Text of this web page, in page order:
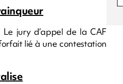
jury d’appel de la CAF
lié à une contestation